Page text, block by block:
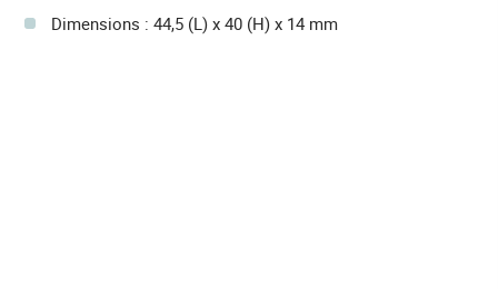
Dimensions : 44,5 (L) x 40 (H) x 14 mm